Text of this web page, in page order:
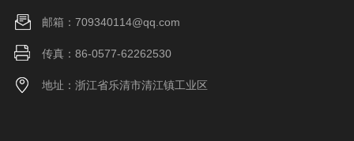
邮箱：709340114@qq.com
传真：86-0577-62262530
地址：浙江省乐清市清江镇工业区